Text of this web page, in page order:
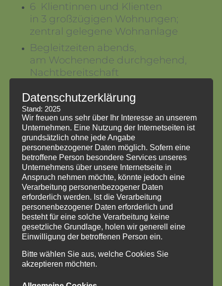
6 Klientinnen und Klienten
in 3 großzügigen Wohnungen;
zentral gelegene Wohnanlage
Begleitzeiten abends,
am Wochenende durchgehend,
Nachtbereitschaft
hohe Selbst- und Eigenständigkeit
der Klientinnen und Klienten
Unterstützung bei
Alltagsbewältigung,
Freizeitaktivitäten, Bildung und
Teilnahme am gesellschaftlichen
Leben
Datenschutzerklärung
Stand: 2025
Wir freuen uns sehr über Ihr Interesse an unserem
Unternehmen. Eine Nutzung der Internetseiten ist
grundsätzlich ohne jede Angabe
personenbezogener Daten möglich. Sofern eine
betroffene Person besondere Services unseres
Unternehmens über unsere Internetseite in
Anspruch nehmen möchte, könnte jedoch eine
Verarbeitung personenbezogener Daten
erforderlich werden. Ist die Verarbeitung
personenbezogener Daten erforderlich und
besteht für eine solche Verarbeitung keine
gesetzliche Grundlage, holen wir generell eine
Einwilligung der betroffenen Person ein.
Bitte wählen Sie aus, welche Cookies Sie
akzeptieren möchten.